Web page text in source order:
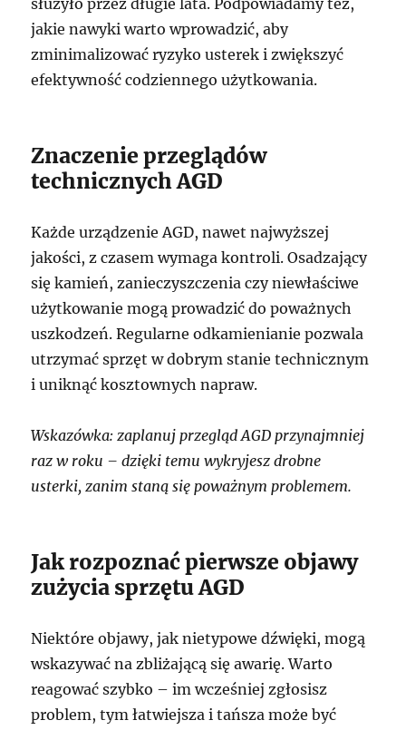
służyło przez długie lata. Podpowiadamy też,
jakie nawyki warto wprowadzić, aby
zminimalizować ryzyko usterek i zwiększyć
efektywność codziennego użytkowania.
Znaczenie przeglądów
technicznych AGD
Każde urządzenie AGD, nawet najwyższej
jakości, z czasem wymaga kontroli. Osadzający
się kamień, zanieczyszczenia czy niewłaściwe
użytkowanie mogą prowadzić do poważnych
uszkodzeń. Regularne odkamienianie pozwala
utrzymać sprzęt w dobrym stanie technicznym
i uniknąć kosztownych napraw.
Wskazówka: zaplanuj przegląd AGD przynajmniej
raz w roku – dzięki temu wykryjesz drobne
usterki, zanim staną się poważnym problemem.
Jak rozpoznać pierwsze objawy
zużycia sprzętu AGD
Niektóre objawy, jak nietypowe dźwięki, mogą
wskazywać na zbliżającą się awarię. Warto
reagować szybko – im wcześniej zgłosisz
problem, tym łatwiejsza i tańsza może być